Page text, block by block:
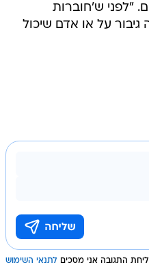
"לפני ש'חוברות
על או אדם שיכול
התגובה אני מסכים לתנאי השימוש